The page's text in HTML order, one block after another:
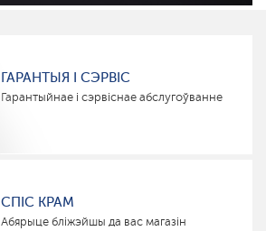
ГАРАНТЫЯ І СЭРВІС
Гарантыйнае і сэрвіснае абслугоўванне
СПІС КРАМ
Абярыце бліжэйшы да вас магазін